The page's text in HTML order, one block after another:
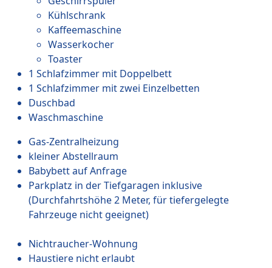
Kühlschrank
Kaffeemaschine
Wasserkocher
Toaster
1 Schlafzimmer mit Doppelbett
1 Schlafzimmer mit zwei Einzelbetten
Duschbad
Waschmaschine
Gas-Zentralheizung
kleiner Abstellraum
Babybett auf Anfrage
Parkplatz in der Tiefgaragen inklusive
(Durchfahrtshöhe 2 Meter, für tiefergelegte
Fahrzeuge nicht geeignet)
Nichtraucher-Wohnung
Haustiere nicht erlaubt